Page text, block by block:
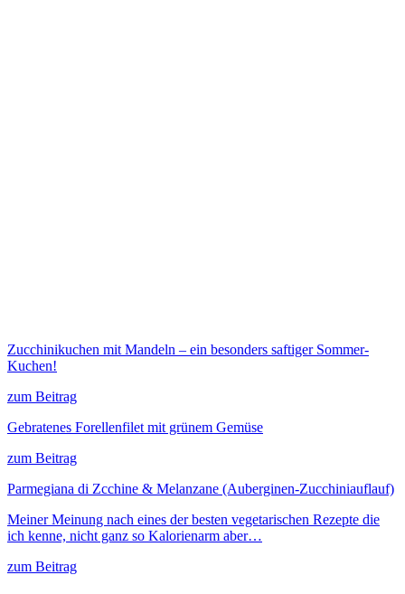
Zucchinikuchen mit Mandeln – ein besonders saftiger Sommer-
Kuchen!
zum Beitrag
Gebratenes Forellenfilet mit grünem Gemüse
zum Beitrag
Parmegiana di Zcchine & Melanzane (Auberginen-Zucchiniauflauf)
Meiner Meinung nach eines der besten vegetarischen Rezepte die
ich kenne, nicht ganz so Kalorienarm aber…
zum Beitrag